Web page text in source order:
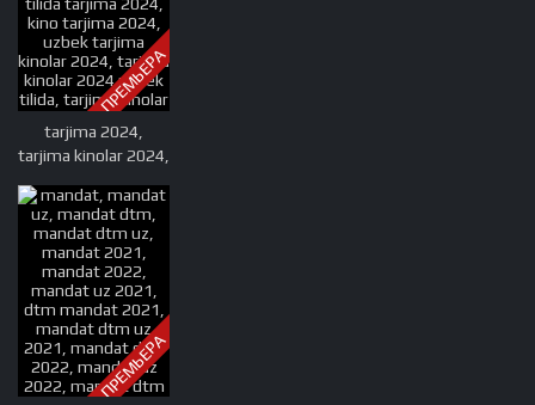
2025, yangi tarjima
kinolar 2025,
uzmovi tarjima
kinolar 2025,
uzmovi com tarjima
kinolar 2025,
uzbekcha t
ПРЕМЬЕРА
tarjima 2024,
tarjima kinolar 2024,
tarjima kinolar tilida
tilida 2024, uzbek
tilida tarjima 2024,
kino tarjima 2024,
uzbek tarjima
kinolar 2024, tarjima
kinolar 2024 uzbek
tilida, tarjima kinolar
2024 o zbek, tarjima
ПРЕМЬЕРА